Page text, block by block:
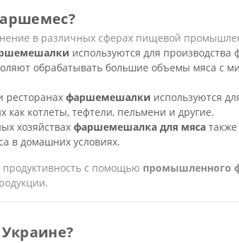
в различных сферах пищевой
используются для производства
обрабатывать большие объемы мяса с
ресторанах фаршемешалки используются
котлеты, тефтели, пельмени и другие.
хозяйствах фаршемешалка для мясатакже
в домашних условиях.
с помощью промышленного